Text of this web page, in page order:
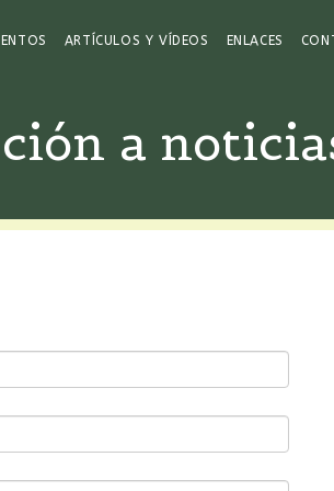
ARTÍCULOS Y VÍDEOS ENLACES
a